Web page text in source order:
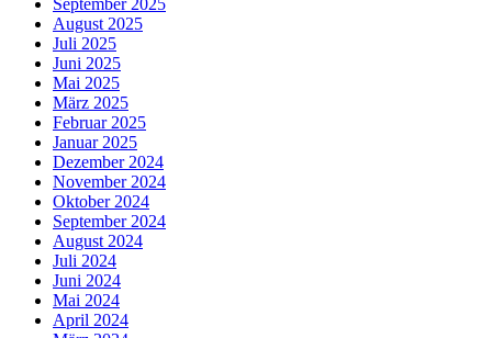
September 2025
August 2025
Juli 2025
Juni 2025
Mai 2025
März 2025
Februar 2025
Januar 2025
Dezember 2024
November 2024
Oktober 2024
September 2024
August 2024
Juli 2024
Juni 2024
Mai 2024
April 2024